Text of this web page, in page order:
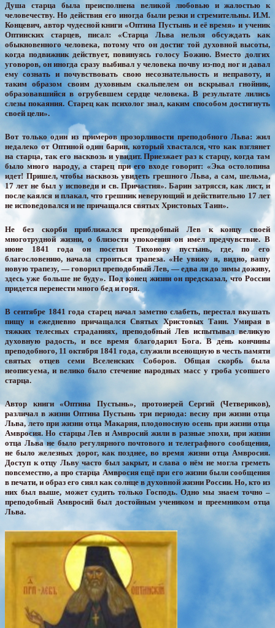
Душа старца была преисполнена великой любовью и жалостью к
человечеству. Но действия его иногда были резки и стремительны. И.М.
Концевич, автор чудесной книги «Оптина Пустынь и её время» и ученик
Оптинских старцев, писал: «Старца Льва нельзя обсуждать как
обыкновенного человека, потому что он достиг той духовной высоты,
когда подвижник действует, повинуясь голосу Божию. Вместо долгих
уговоров, он иногда сразу выбивал у человека почву из-под ног и давал
ему сознать и почувствовать свою несознательность и неправоту, и
таким образом своим духовным скальпелем он вскрывал гнойник,
образовавшийся в огрубевшем сердце человека. В результате лились
слезы покаяния. Старец как психолог знал, каким способом достигнуть
своей цели».
Вот только один из примеров прозорливости преподобного Льва: жил
недалеко от Оптиной один барин, который хвастался, что как взглянет
на старца, так его насквозь и увидит. Приезжает раз к старцу, когда там
было много народу, а старец при его входе говорит: «Эка остолопина
идет! Пришел, чтобы насквозь увидеть грешного Льва, а сам, шельма,
17 лет не был у исповеди и св. Причастия». Барин затрясся, как лист, и
после каялся и плакал, что грешник неверующий и действительно 17 лет
не исповедовался и не причащался святых Христовых Таин».
Не без скорби приближался преподобный Лев к концу своей
многотрудной жизни, о близости упокоения он имел предчувствие. В
июне 1841 года он посетил Тихонову пустынь, где, по его
благословению, начала строиться трапеза. «Не увижу я, видно, вашу
новую трапезу, — говорил преподобный Лев, — едва ли до зимы доживу,
здесь уже больше не буду». Под конец жизни он предсказал, что России
придется перенести много бед и горя.
В сентябре 1841 года старец начал заметно слабеть, перестал вкушать
пищу и ежедневно причащался Святых Христовых Таин. Умирая в
тяжких телесных страданиях, преподобный Лев испытывал великую
духовную радость, и все время благодарил Бога. В день кончины
преподобного, 11 октября 1841 года, служили всенощную в честь памяти
святых отцев семи Вселенских Соборов. Общая скорбь была
неописуема, и велико было стечение народных масс у гроба усопшего
старца.
Автор книги «Оптина Пустынь», протоиерей Сергий (Четвериков),
различал в жизни Оптина Пустынь три периода: весну при жизни отца
Льва, лето при жизни отца Макария, плодоносную осень при жизни отца
Амвросия. Но старцы Лев и Амвросий жили в разные эпохи, при жизни
отца Льва не было регулярного почтового и телеграфного сообщения,
не было железных дорог, как позднее, во время жизни отца Амвросия.
Доступ к отцу Льву часто был закрыт, и слава о нём не могла греметь
повсеместно, а про старца Амвросия ещё при его жизни были сообщения
в печати, и образ его сиял как солнце в духовной жизни России. Но, кто из
них был выше, может судить только Господь. Одно мы знаем точно –
преподобный Амвросий был достойным учеником и преемником отца
Льва.